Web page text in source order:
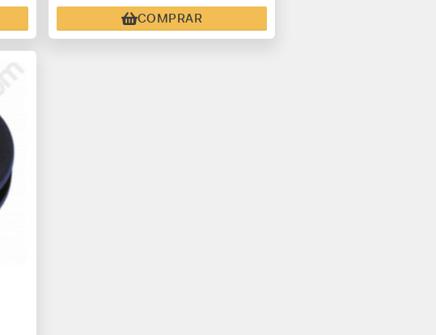
COMPRAR